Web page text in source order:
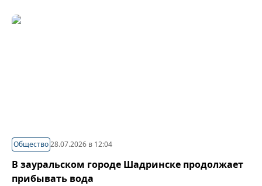
Общество28.07.2026 в 12:04
В зауральском городе Шадринске продолжает
прибывать вода